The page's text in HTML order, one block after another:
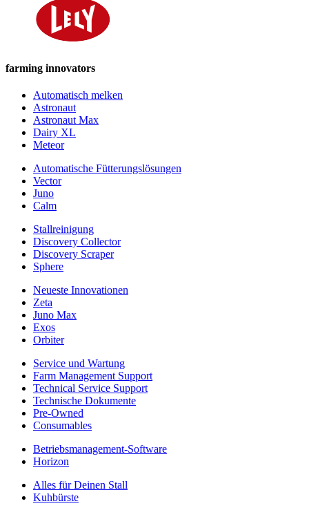
farming innovators
Automatisch melken
Astronaut
Astronaut Max
Dairy XL
Meteor
Automatische Fütterungslösungen
Vector
Juno
Calm
Stallreinigung
Discovery Collector
Discovery Scraper
Sphere
Neueste Innovationen
Zeta
Juno Max
Exos
Orbiter
Service und Wartung
Farm Management Support
Technical Service Support
Technische Dokumente
Pre-Owned
Consumables
Betriebsmanagement-Software
Horizon
Alles für Deinen Stall
Kuhbürste